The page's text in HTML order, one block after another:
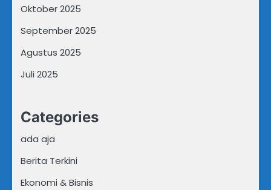
Oktober 2025
September 2025
Agustus 2025
Juli 2025
Categories
ada aja
Berita Terkini
Ekonomi & Bisnis